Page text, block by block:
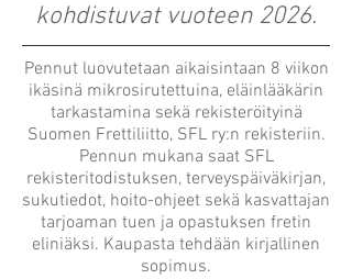
kohdistuvat vuoteen 2026.
Pennut luovutetaan aikaisintaan 8 viikon
ikäsinä mikrosirutettuina, eläinlääkärin
tarkastamina sekä rekisteröityinä
Suomen Frettiliitto, SFL ry:n rekisteriin.
Pennun mukana saat SFL
rekisteritodistuksen, terveyspäiväkirjan,
sukutiedot, hoito-ohjeet sekä kasvattajan
tarjoaman tuen ja opastuksen fretin
eliniäksi. Kaupasta tehdään kirjallinen
sopimus.